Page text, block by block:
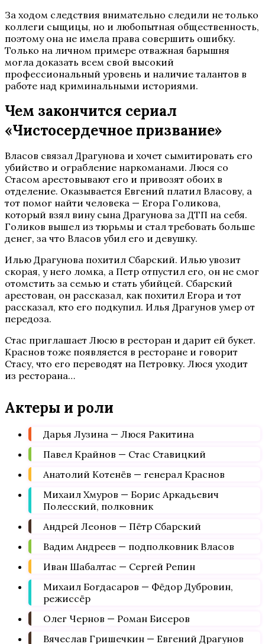
За ходом следствия внимательно следили не только
коллеги сыщицы, но и любопытная общественность,
поэтому она не имела права совершить ошибку.
Только на личном примере отважная барышня
могла доказать всем свой высокий
профессиональный уровень и наличие талантов в
работе над криминальными историями.
Чем закончится сериал
«Чистосердечное призвание»
Власов связал Драгунова и хочет сымитировать его
убийство и ограбление наркоманами. Люся со
Стасом арестовывают его и привозят обоих в
отделение. Оказывается Евгений платил Власову, а
тот помог найти человека — Егора Голикова,
который взял вину сына Драгунова за ДТП на себя.
Голиков вышел из тюрьмы и стал требовать больше
денег, за что Власов убил его и девушку.
Илью Драгунова похитил Сбарский. Илью увозит
скорая, у него ломка, а Петр отпустил его, он не смог
отомстить за семью и стать убийцей. Сбарский
арестован, он рассказал, как похитил Егора и тот
рассказал, кто его подкупил. Илья Драгунов умер от
передоза.
Стас приглашает Люсю в ресторан и дарит ей букет.
Краснов тоже появляется в ресторане и говорит
Стасу, что его переводят на Петровку. Люся уходит
из ресторана…
Актеры и роли
Дарья Лузина — Люся Ракитина
Павел Крайнов — Стас Ставицкий
Анатолий Котенёв — генерал Краснов
Михаил Хмуров — Борис Аркадьевич
Полесский, полковник
Андрей Леонов — Пётр Сбарский
Вадим Андреев — подполковник Власов
Иван Шабалтас — Сергей Репин
Михаил Богдасаров — Фёдор Дубровин,
режиссёр
Олег Чернов — Роман Бисеров
Вячеслав Гришечкин — Евгений Драгунов